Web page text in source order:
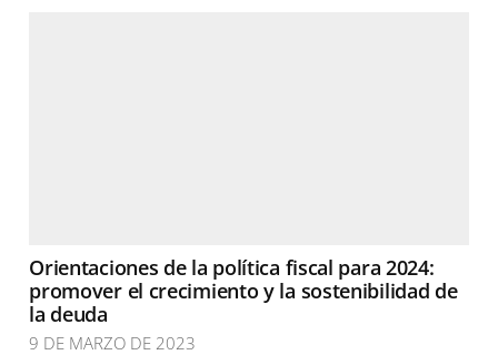
Orientaciones de la política fiscal para 2024:
promover el crecimiento y la sostenibilidad de
la deuda
9 DE MARZO DE 2023